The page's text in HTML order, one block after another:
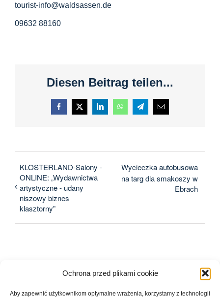
Ochrona przed plikami cookie
Aby zapewnić użytkownikom optymalne wrażenia, korzystamy z technologii
tourist-info@waldsassen.de
09632 88160
Diesen Beitrag teilen...
Facebook
X LinkedInWhatsAppTelegram
E-
mail
KLOSTERLAND-Salony -
ONLINE: „Wydawnictwa
artystyczne - udany
niszowy biznes
klasztorny”
Wycieczka autobusowa
na targ dla smakoszy w
Ebrach